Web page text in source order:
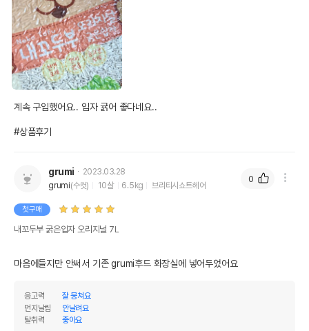
계속 구입했어요.. 입자 귥어 좋다네요..
#상품후기
grumi
2023.03.28
grumi(수컷) 10살 6.5kg 브리티시쇼트헤어
첫구매
내꼬두부 굵은입자 오리지널 7L
마음에들지만 안써서 기존 grumi후드 화장실에 넣어두었어요
응고력
잘 뭉쳐요
먼지날림
안날려요
탈취력
좋아요
0